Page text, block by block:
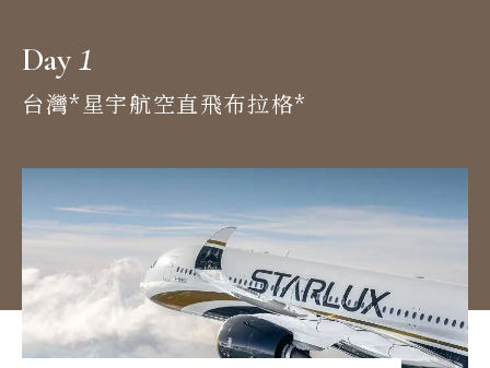
Day1
台灣*星宇航空直飛布拉格*